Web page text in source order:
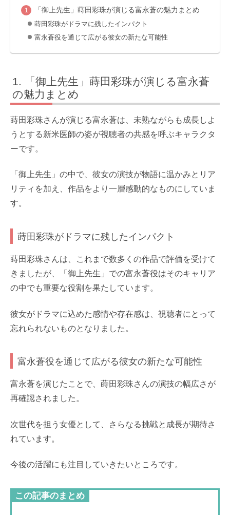
「御上先生」蒔田彩珠が演じる富永蒼の魅力まとめ
蒔田彩珠がドラマに残したインパクト
富永蒼役を通じて広がる彼女の新たな可能性
「御上先生」蒔田彩珠が演じる富永蒼
の魅力まとめ
蒔田彩珠さんが演じる富永蒼は、未熟ながらも成長しよ
うとする新米医師の姿が視聴者の共感を呼ぶキャラクタ
ーです。
「御上先生」の中で、彼女の演技が物語に温かみとリア
リティを加え、作品をより一層感動的なものにしていま
す。
蒔田彩珠がドラマに残したインパクト
蒔田彩珠さんは、これまで数多くの作品で評価を受けて
きましたが、「御上先生」での富永蒼役はそのキャリア
の中でも重要な役割を果たしています。
彼女がドラマに込めた感情や存在感は、視聴者にとって
忘れられないものとなりました。
富永蒼役を通じて広がる彼女の新たな可能性
富永蒼を演じたことで、蒔田彩珠さんの演技の幅広さが
再確認されました。
次世代を担う女優として、さらなる挑戦と成長が期待さ
れています。
今後の活躍にも注目していきたいところです。
この記事のまとめ